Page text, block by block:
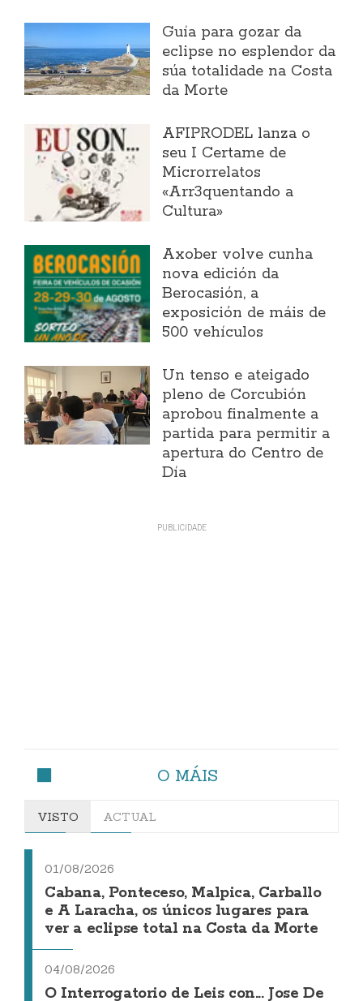
Guía para gozar da
eclipse no esplendor da
súa totalidade na Costa
da Morte
AFIPRODEL lanza o
seu I Certame de
Microrrelatos
«Arr3quentando a
Cultura»
Axober volve cunha
nova edición da
Berocasión, a
exposición de máis de
500 vehículos
Un tenso e ateigado
pleno de Corcubión
aprobou finalmente a
partida para permitir a
apertura do Centro de
Día
O MÁIS
VISTO ACTUAL
01/08/2026
Cabana, Ponteceso, Malpica, Carballo
e A Laracha, os únicos lugares para
ver a eclipse total na Costa da Morte
04/08/2026
O Interrogatorio de Leis con... Jose De